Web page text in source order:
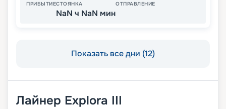
ПРИБЫТИЕСТОЯНКА
NaN ч NaN мин
ОТПРАВЛЕНИЕ
Показать все дни (12)
Лайнер Explora III